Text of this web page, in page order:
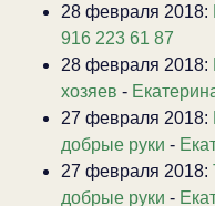
28 февраля 2018:
916 223 61 87
28 февраля 2018:
хозяев -
27 февраля 2018:
добрые руки -
27 февраля 2018:
добрые руки -